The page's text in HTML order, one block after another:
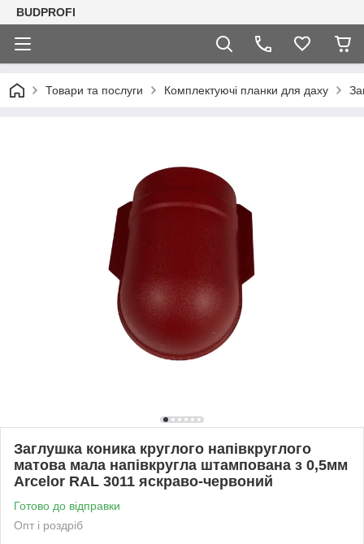
BUDPROFI
Товари та послуги Комплектуючі планки для даху
Заглушка коника круглого напівкруглого
матова мала напівкругла штампована з 0,5мм
Arcelor RAL 3011 яскраво-червоний
Готово до відправки
Опт і роздріб